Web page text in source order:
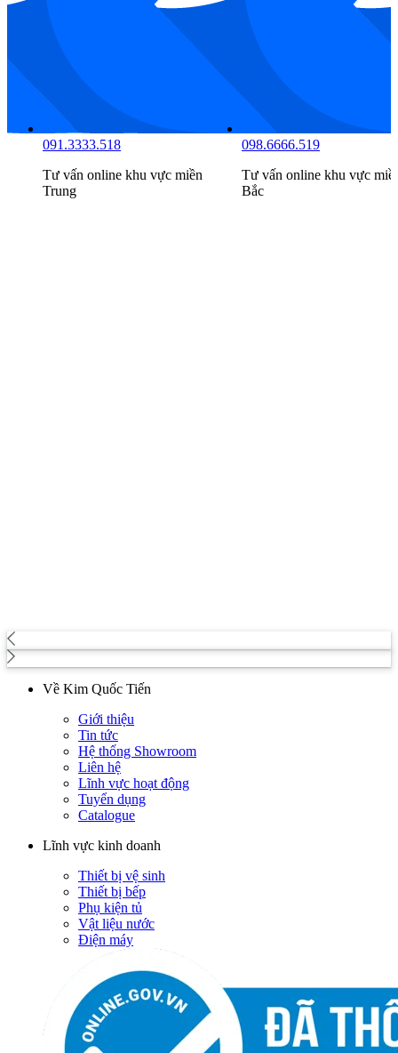
098.6666.516
Tư vấn online khu vực miền
Nam
091.3333.518
Tư vấn online khu vực
Trung
Về Kim Quốc Tiến
Giới thiệu
Tin tức
Hệ thống Showroom
Liên hệ
Lĩnh vực hoạt động
Tuyển dụng
Catalogue
Lĩnh vực kinh doanh
Thiết bị vệ sinh
Thiết bị bếp
Phụ kiện tủ
Vật liệu nước
Điện máy